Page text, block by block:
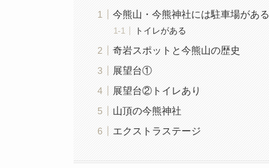
今熊山・今熊神社には駐車場がある
トイレがある
奇岩スポットと今熊山の歴史
展望台①
展望台②トイレあり
山頂の今熊神社
エクストラステージ